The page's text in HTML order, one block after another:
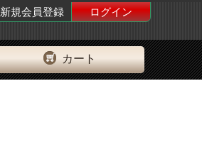
新規会員登録
ログイン
カート